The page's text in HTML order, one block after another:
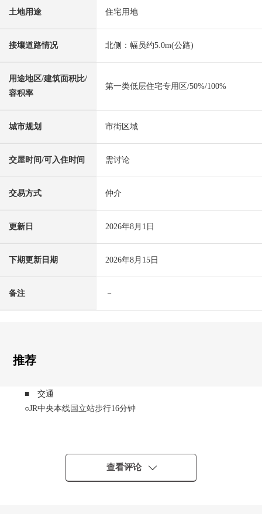
土地用途 住宅用地
接壤道路情况 北侧：幅员约5.0m(公路)
用途地区/建筑面积比/
容积率
第一类低层住宅专用区/50%/100%
城市规划 市街区域
交屋时间/可入住时间 需讨论
交易方式 仲介
更新日 2026年8月1日
下期更新日期 2026年8月15日
备注 －
推荐
■ 交通
○JR中央本线国立站步行16分钟
○第一类低层住宅专用区里面的清静的住宅区
○用地面积110.02平米
查看评论